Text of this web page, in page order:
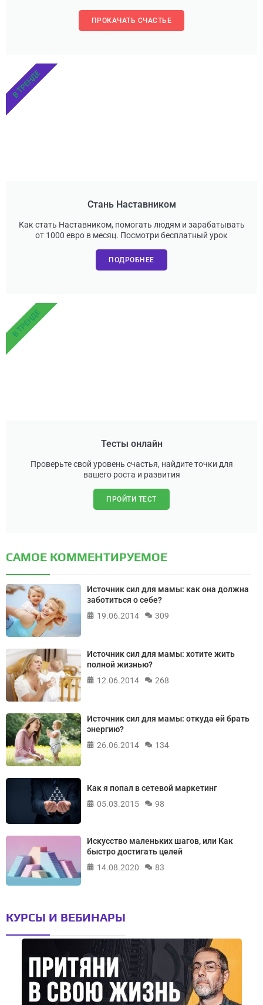
ПРОКАЧАТЬ СЧАСТЬЕ
Стань Наставником
Как стать Наставником, помогать людям и зарабатывать
от 1000 евро в месяц. Посмотри бесплатный урок
ПОДРОБНЕЕ
В ТРЕНДЕ
Тесты онлайн
Проверьте свой уровень счастья, найдите точки для
вашего роста и развития
ПРОЙТИ ТЕСТ
В ТРЕНДЕ
САМОЕ КОММЕНТИРУЕМОЕ
Источник сил для мамы: как она должна
заботиться о себе?
19.06.2014
309
Источник сил для мамы: хотите жить
полной жизнью?
12.06.2014
268
Источник сил для мамы: откуда ей брать
энергию?
26.06.2014
134
Как я попал в сетевой маркетинг
05.03.2015
98
Искусство маленьких шагов, или Как
быстро достигать целей
14.08.2020
83
КУРСЫ И ВЕБИНАРЫ